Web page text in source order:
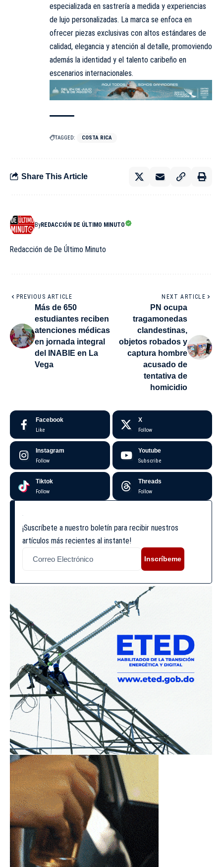
especializada en sastrería a medida y experiencias
de lujo personalizadas. La marca se enfoca en
ofrecer piezas exclusivas con altos estándares de
calidad, elegancia y atención al detalle, promoviendo
además la identidad y el talento caribeño en
escenarios internacionales.
TAGGED: COSTA RICA
Share This Article
ByREDACCIÓN DE ÚLTIMO MINUTO
Redacción de De Último Minuto
PREVIOUS ARTICLE
Más de 650
estudiantes reciben
atenciones médicas
en jornada integral
del INABIE en La
Vega
NEXT ARTICLE
PN ocupa
tragamonedas
clandestinas,
objetos robados y
captura hombre
acusado de
tentativa de
homicidio
Facebook
Like
X
Follow
Instagram
Follow
Youtube
Subscribe
Tiktok
Follow
Threads
Follow
¡Suscríbete a nuestro boletín para recibir nuestros
artículos más recientes al instante!
Inscríbeme